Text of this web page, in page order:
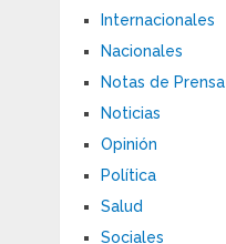
Internacionales
Nacionales
Notas de Prensa
Noticias
Opinión
Política
Salud
Sociales